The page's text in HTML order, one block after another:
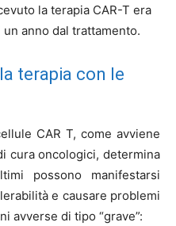
la terapia CAR-T era
anno dal trattamento.
terapia con le
CAR T, come avviene
cura oncologici, determina
possono manifestarsi
e causare problemi
avverse di tipo “grave”: